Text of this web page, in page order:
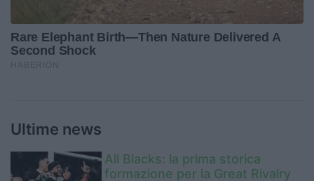
Ultime news
All Blacks: la prima storica
formazione per la Great Rivalry